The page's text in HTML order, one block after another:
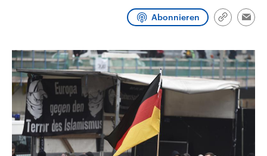
und Kandidaten der anstehenden Abonnieren
Link